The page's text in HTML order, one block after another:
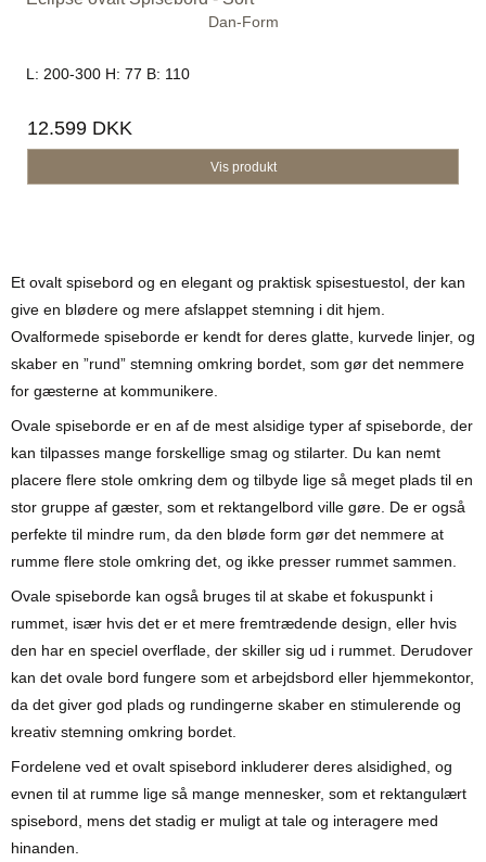
Dan-Form
L: 200-300 H: 77 B: 110
12.599 DKK
Vis produkt
Et ovalt spisebord og en elegant og praktisk spisestuestol, der kan
give en blødere og mere afslappet stemning i dit hjem.
Ovalformede spiseborde er kendt for deres glatte, kurvede linjer, og
skaber en ”rund” stemning omkring bordet, som gør det nemmere
for gæsterne at kommunikere.
Ovale spiseborde er en af de mest alsidige typer af spiseborde, der
kan tilpasses mange forskellige smag og stilarter. Du kan nemt
placere flere stole omkring dem og tilbyde lige så meget plads til en
stor gruppe af gæster, som et rektangelbord ville gøre. De er også
perfekte til mindre rum, da den bløde form gør det nemmere at
rumme flere stole omkring det, og ikke presser rummet sammen.
Ovale spiseborde kan også bruges til at skabe et fokuspunkt i
rummet, især hvis det er et mere fremtrædende design, eller hvis
den har en speciel overflade, der skiller sig ud i rummet. Derudover
kan det ovale bord fungere som et arbejdsbord eller hjemmekontor,
da det giver god plads og rundingerne skaber en stimulerende og
kreativ stemning omkring bordet.
Fordelene ved et ovalt spisebord inkluderer deres alsidighed, og
evnen til at rumme lige så mange mennesker, som et rektangulært
spisebord, mens det stadig er muligt at tale og interagere med
hinanden.